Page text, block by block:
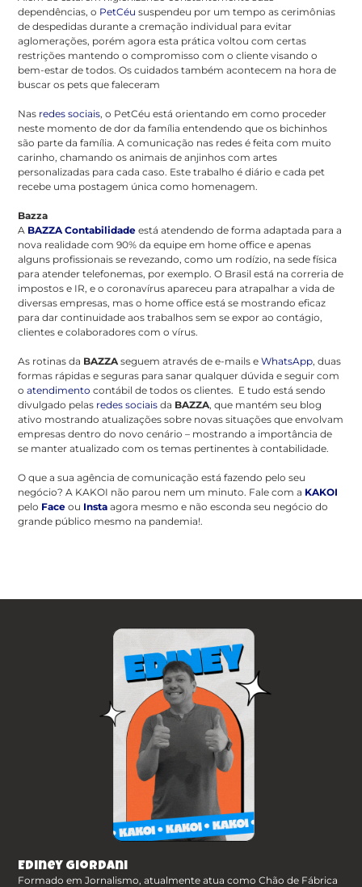
dependências, o PetCéu suspendeu por um tempo as cerimônias
de despedidas durante a cremação individual para evitar
aglomerações, porém agora esta prática voltou com certas
restrições mantendo o compromisso com o cliente visando o
bem-estar de todos. Os cuidados também acontecem na hora de
buscar os pets que faleceram
Nas redes sociais, o PetCéu está orientando em como proceder
neste momento de dor da família entendendo que os bichinhos
são parte da família. A comunicação nas redes é feita com muito
carinho, chamando os animais de anjinhos com artes
personalizadas para cada caso. Este trabalho é diário e cada pet
recebe uma postagem única como homenagem.
Bazza
A BAZZA Contabilidade está atendendo de forma adaptada para a
nova realidade com 90% da equipe em home office e apenas
alguns profissionais se revezando, como um rodízio, na sede física
para atender telefonemas, por exemplo. O Brasil está na correria de
impostos e IR, e o coronavírus apareceu para atrapalhar a vida de
diversas empresas, mas o home office está se mostrando eficaz
para dar continuidade aos trabalhos sem se expor ao contágio,
clientes e colaboradores com o vírus.
As rotinas da BAZZA seguem através de e-mails eWhatsApp, duas
formas rápidas e seguras para sanar qualquer dúvida e seguir com
oatendimento contábil de todos os clientes. E tudo está sendo
divulgado pelas redes sociais da BAZZA, que mantém seu blog
ativo mostrando atualizações sobre novas situações que envolvam
empresas dentro do novo cenário – mostrando a importância de
se manter atualizado com os temas pertinentes à contabilidade.
O que a sua agência de comunicação está fazendo pelo seu
negócio? A KAKOI não parou nem um minuto. Fale com a KAKOI
pelo Face ou Insta agora mesmo e não esconda seu negócio do
grande público mesmo na pandemia!.
Ediney Giordani
Formado em Jornalismo, atualmente atua como Chão de Fábrica